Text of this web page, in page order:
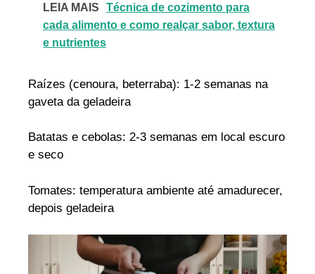
LEIA MAIS
Técnica de cozimento para
cada alimento e como realçar sabor, textura
e nutrientes
Raízes (cenoura, beterraba): 1-2 semanas na
gaveta da geladeira
Batatas e cebolas: 2-3 semanas em local escuro
e seco
Tomates: temperatura ambiente até amadurecer,
depois geladeira